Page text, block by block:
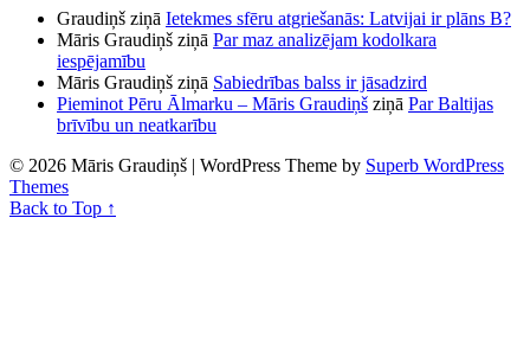
Graudiņš ziņā Ietekmes sfēru atgriešanās: Latvijai ir plāns B?
Māris Graudiņš ziņā Par maz analizējam kodolkara
iespējamību
Māris Graudiņš ziņā Sabiedrības balss ir jāsadzird
Pieminot Pēru Ālmarku – Māris Graudiņš ziņā Par Baltijas
brīvību un neatkarību
© 2026 Māris Graudiņš | WordPress Theme by Superb WordPress
Themes
Back to Top ↑